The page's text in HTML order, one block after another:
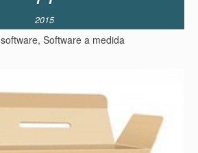
2015
software, Software a medida